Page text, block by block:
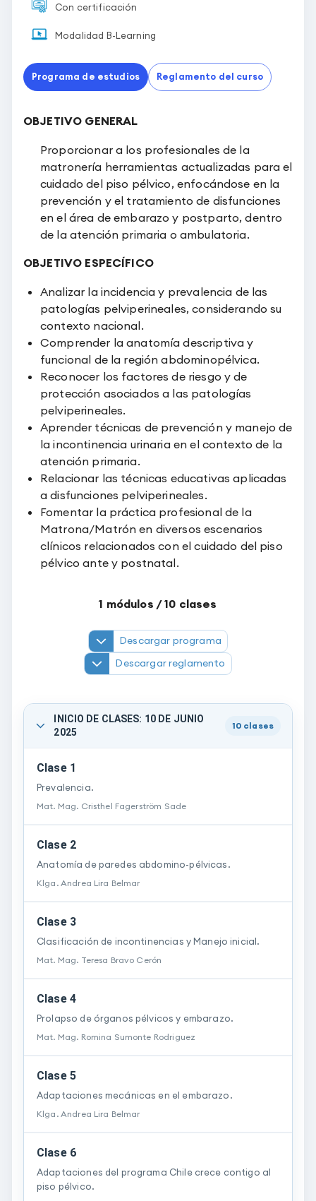
Con certificación
Modalidad B-Learning
Programa de estudios Reglamento del curso
OBJETIVO GENERAL
Proporcionar a los profesionales de la
matronería herramientas actualizadas para el
cuidado del piso pélvico, enfocándose en la
prevención y el tratamiento de disfunciones
en el área de embarazo y postparto, dentro
de la atención primaria o ambulatoria.
OBJETIVO ESPECÍFICO
Analizar la incidencia y prevalencia de las
patologías pelviperineales, considerando su
contexto nacional.
Comprender la anatomía descriptiva y
funcional de la región abdominopélvica.
Reconocer los factores de riesgo y de
protección asociados a las patologías
pelviperineales.
Aprender técnicas de prevención y manejo de
la incontinencia urinaria en el contexto de la
atención primaria.
Relacionar las técnicas educativas aplicadas
a disfunciones pelviperineales.
Fomentar la práctica profesional de la
Matrona/Matrón en diversos escenarios
clínicos relacionados con el cuidado del piso
pélvico ante y postnatal.
1 módulos /10 clases
Descargar programa
Descargar reglamento
INICIO DE CLASES: 10 DE JUNIO
2025
10 clases
Clase 1
Prevalencia.
Mat. Mag. Cristhel Fagerström Sade
Clase 2
Anatomía de paredes abdomino-pélvicas.
Klga. Andrea Lira Belmar
Clase 3
Clasificación de incontinencias y Manejo inicial.
Mat. Mag. Teresa Bravo Cerón
Clase 4
Prolapso de órganos pélvicos y embarazo.
Mat. Mag. Romina Sumonte Rodriguez
Clase 5
Adaptaciones mecánicas en el embarazo.
Klga. Andrea Lira Belmar
Clase 6
Adaptaciones del programa Chile crece contigo al
piso pélvico.